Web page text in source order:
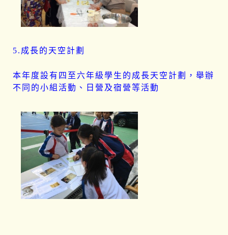
5.成長的天空計劃
本年度設有四至六年級學生的成長天空計劃，舉辦
不同的小組活動、日營及宿營等活動